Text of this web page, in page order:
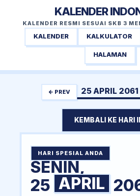
KALENDER
KALENDER RESMI SESUAI SKB 3
KALENDER KALKULATOR
HALAMAN
← PREV 25 APRIL 2061
KEMBALI KE HARI
HARI SPESIAL ANDA
SENIN,
25 APRIL